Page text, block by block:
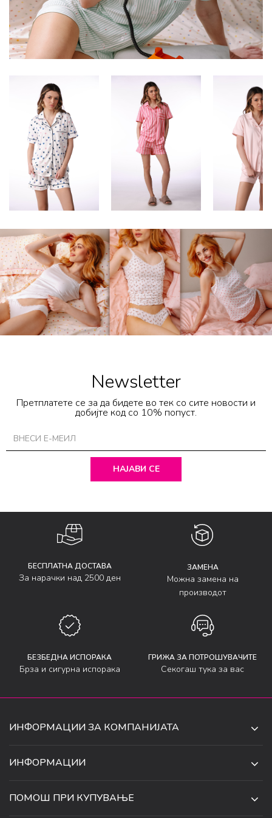
Newsletter
Претплатете се за да бидете во тек со сите новости и
добијте код со 10% попуст.
НАЈАВИ СЕ
БЕСПЛАТНА ДОСТАВА
За нарачки над 2500 ден
ЗАМЕНА
Можна замена на
производот
БЕЗБЕДНА ИСПОРАКА
Брза и сигурна испорака
ГРИЖА ЗА ПОТРОШУВАЧИТЕ
Секогаш тука за вас
ИНФОРМАЦИИ ЗА КОМПАНИЈАТА
СКОПЈЕ, МАКЕДОНИЈА
ИНФОРМАЦИИ
ПОМОШ ПРИ КУПУВАЊЕ